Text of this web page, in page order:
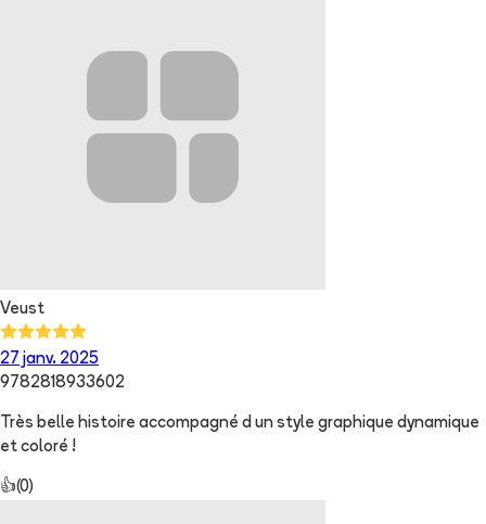
Veust
27 janv. 2025
9782818933602
Très belle histoire accompagné d un style graphique dynamique
et coloré !
👍(0)